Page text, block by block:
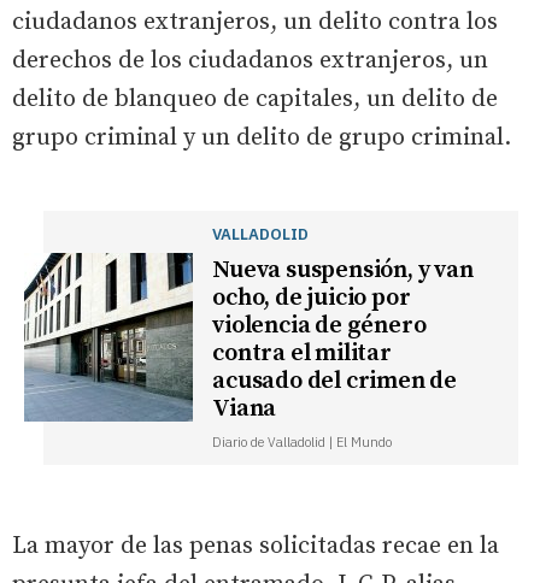
ciudadanos extranjeros, un delito contra los
derechos de los ciudadanos extranjeros, un
delito de blanqueo de capitales, un delito de
grupo criminal y un delito de grupo criminal.
VALLADOLID
Nueva suspensión, y van
ocho, de juicio por
violencia de género
contra el militar
acusado del crimen de
Viana
Diario de Valladolid | El Mundo
La mayor de las penas solicitadas recae en la